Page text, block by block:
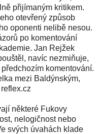
přijímaným kritikem.
otevřený způsob
oponenti nelibě nesou.
po komentování
Jan Rejžek
navíc nezmiňuje,
komentování.
mezi Baldýnským,
některé Fukovy
nelogičnost nebo
svých úvahách klade